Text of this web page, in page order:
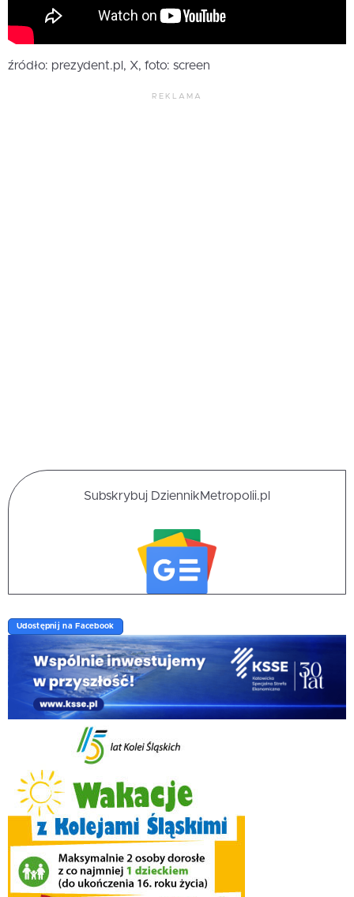
źródło: prezydent.pl, X, foto: screen
REKLAMA
Subskrybuj DziennikMetropolii.pl
Udostępnij na Facebook